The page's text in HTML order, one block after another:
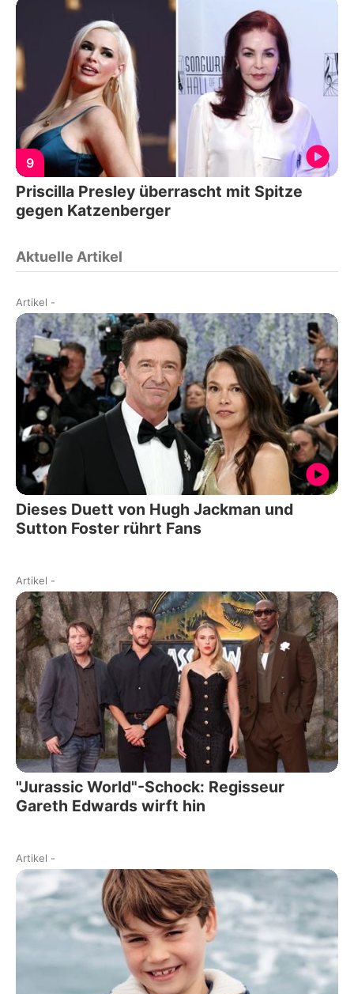
9
Priscilla Presley überrascht mit Spitze
gegen Katzenberger
Aktuelle Artikel
Artikel -
Dieses Duett von Hugh Jackman und
Sutton Foster rührt Fans
Artikel -
"Jurassic World"-Schock: Regisseur
Gareth Edwards wirft hin
Artikel -